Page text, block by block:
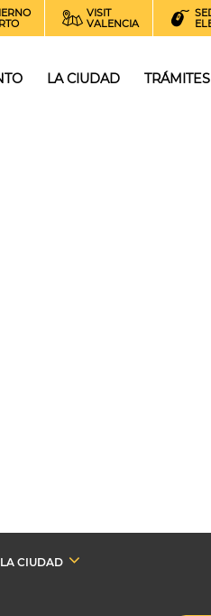
VISIT
VALENCIA
LA CIUDAD TRÁMITES
LA CIUDAD